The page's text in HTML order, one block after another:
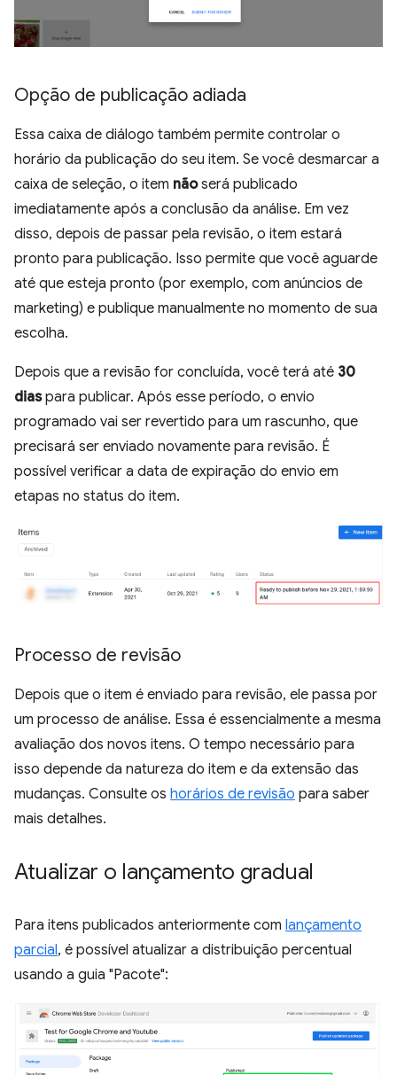
Opção de publicação adiada
Essa caixa de diálogo também permite controlar o
horário da publicação do seu item. Se você desmarcar a
caixa de seleção, o item nãoserá publicado
imediatamente após a conclusão da análise. Em vez
disso, depois de passar pela revisão, o item estará
pronto para publicação. Isso permite que você aguarde
até que esteja pronto (por exemplo, com anúncios de
marketing) e publique manualmente no momento de sua
escolha.
Depois que a revisão for concluída, você terá até 30
diaspara publicar. Após esse período, o envio
programado vai ser revertido para um rascunho, que
precisará ser enviado novamente para revisão. É
possível verificar a data de expiração do envio em
etapas no status do item.
Processo de revisão
Depois que o item é enviado para revisão, ele passa por
um processo de análise. Essa é essencialmente a mesma
avaliação dos novos itens. O tempo necessário para
isso depende da natureza do item e da extensão das
mudanças. Consulte os horários de revisão para saber
mais detalhes.
Atualizar o lançamento gradual
Para itens publicados anteriormente com lançamento
parcial, é possível atualizar a distribuição percentual
usando a guia "Pacote":